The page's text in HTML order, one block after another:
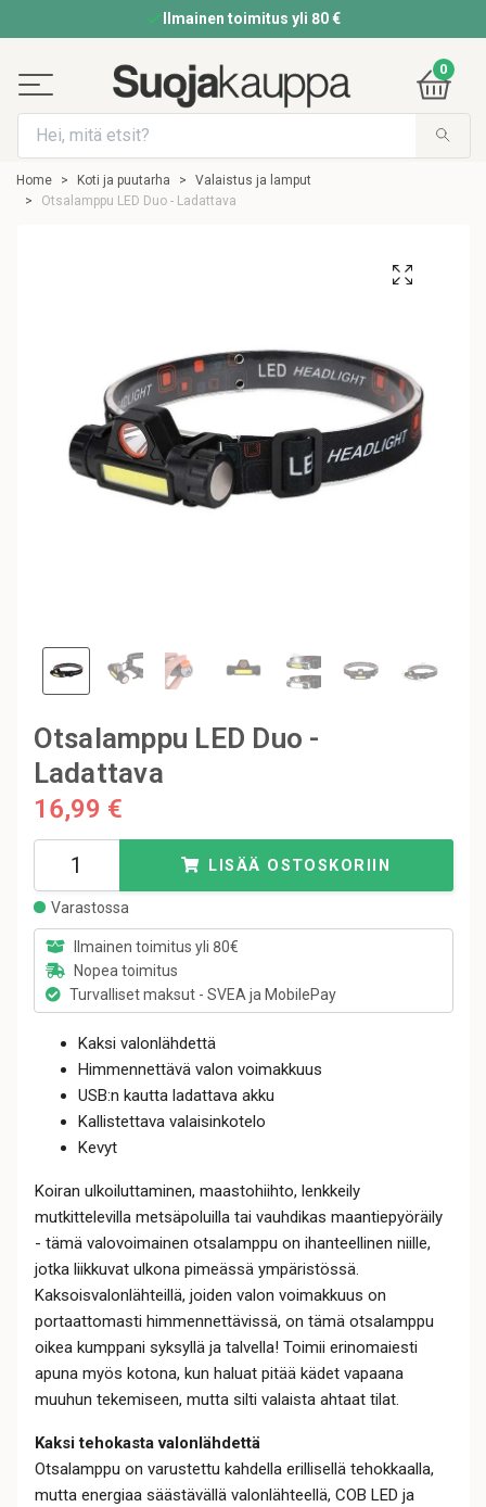
Ilmainen toimitus yli 80 €
0
Home Koti ja puutarha
Valaistus ja lamput
Otsalamppu LED Duo - Ladattava
Otsalamppu LED Duo -
Ladattava
16,99 €
LISÄÄ OSTOSKORIIN
Varastossa
Ilmainen toimitus yli 80€
Nopea toimitus
Turvalliset maksut - SVEA ja MobilePay
Kaksi valonlähdettä
Himmennettävä valon voimakkuus
USB:n kautta ladattava akku
Kallistettava valaisinkotelo
Kevyt
Koiran ulkoiluttaminen, maastohiihto, lenkkeily
mutkittelevilla metsäpoluilla tai vauhdikas maantiepyöräily
- tämä valovoimainen otsalamppu on ihanteellinen niille,
jotka liikkuvat ulkona pimeässä ympäristössä.
Kaksoisvalonlähteillä, joiden valon voimakkuus on
portaattomasti himmennettävissä, on tämä otsalamppu
oikea kumppani syksyllä ja talvella! Toimii erinomaiesti
apuna myös kotona, kun haluat pitää kädet vapaana
muuhun tekemiseen, mutta silti valaista ahtaat tilat.
Kaksi tehokasta valonlähdettä
Otsalamppu on varustettu kahdella erillisellä tehokkaalla,
mutta energiaa säästävällä valonlähteellä, COB LED ja